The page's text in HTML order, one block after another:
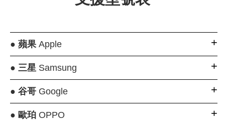
● 蘋果Apple
● 三星Samsung
● 谷哥Google
● 歐珀OPPO